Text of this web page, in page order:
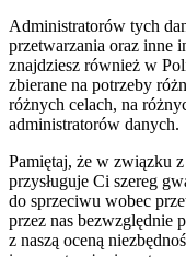
Administratorów tych
przetwarzania oraz inne
znajdziesz również w
zbierane na potrzeby
różnych celach, na
administratorów danych.
Pamiętaj, że w związku
przysługuje Ci szereg
do sprzeciwu wobec
przez nas bezwzględnie
z naszą oceną